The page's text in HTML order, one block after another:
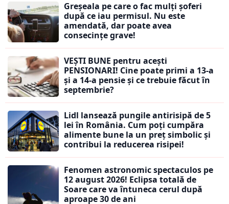
Greșeala pe care o fac mulți șoferi
după ce iau permisul. Nu este
amendată, dar poate avea
consecințe grave!
VEȘTI BUNE pentru acești
PENSIONARI! Cine poate primi a 13-a
și a 14-a pensie și ce trebuie făcut în
septembrie?
Lidl lansează pungile antirisipă de 5
lei în România. Cum poți cumpăra
alimente bune la un preț simbolic și
contribui la reducerea risipei!
Fenomen astronomic spectaculos pe
12 august 2026! Eclipsa totală de
Soare care va întuneca cerul după
aproape 30 de ani